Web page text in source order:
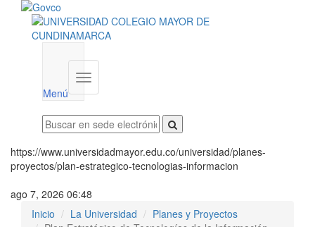
Menú
Menú
institucional
https://www.universidadmayor.edu.co/universidad/planes-
proyectos/plan-estrategico-tecnologias-informacion
ago 7, 2026 06:48
Inicio
La Universidad
Planes y Proyectos